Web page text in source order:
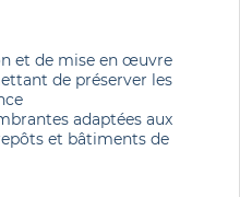
et de mise en œuvre
de préserver les
adaptées aux
et bâtiments de